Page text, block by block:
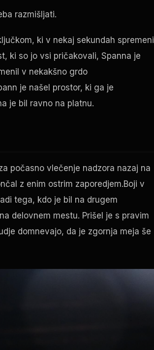
razmišljati.
ki v nekaj sekundah spremeni
ki so jo vsi pričakovali, Spanna je
v nekakšno grdo
je našel prostor, ki ga je
je bil ravno na platnu.
počasno vlečenje nadzora nazaj na
z enim ostrim zaporedjem.Boji v
tega, kdo je bil na drugem
delovnem mestu. Prišel je s pravim
domnevajo, da je zgornja meja še